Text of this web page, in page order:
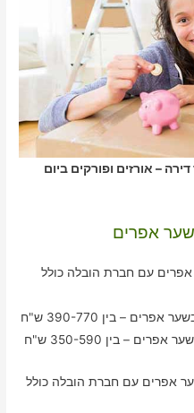
– אורזים ופורקים ביום
אפרים
דירה חדר 1 בשער אפרים עם חברת הובלה כולל
דירת 2 חדרים בשער אפרים עם חברת הובלה כולל